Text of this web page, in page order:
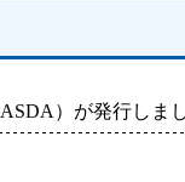
）が発行しま